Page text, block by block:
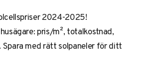
2024-2025!
pris/m², totalkostnad,
Spara med rätt solpaneler för ditt